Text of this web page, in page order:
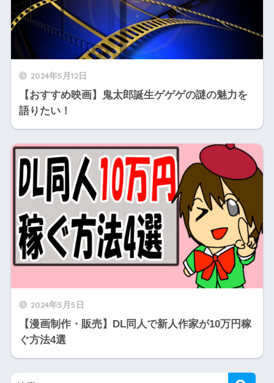
2024年5月12日
【おすすめ映画】鬼太郎誕生ゲゲゲの謎の魅力を
語りたい！
2024年5月5日
【漫画制作・販売】DL同人で新人作家が10万円稼
ぐ方法4選